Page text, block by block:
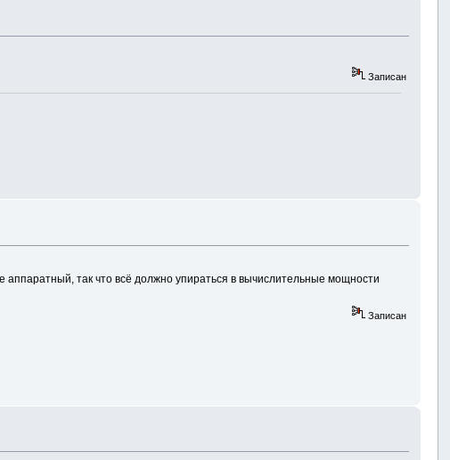
Записан
так что всё должно упираться в вычислительные мощности
Записан